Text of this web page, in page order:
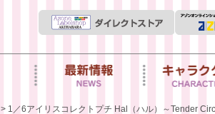
> 1／6アイリスコレクトプチ Hal（ハル）～Tender